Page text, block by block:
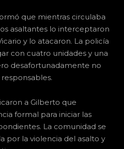
que mientras circulaba
asaltantes lo interceptaron
y lo atacaron. La policía
con cuatro unidades y una
desafortunadamente no
a Gilberto que
formal para iniciar las
La comunidad se
por la violencia del asalto y